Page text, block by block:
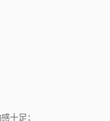
十足；